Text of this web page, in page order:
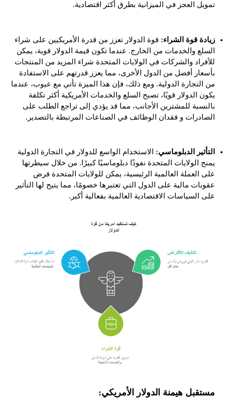
تمويل العجز في الميزانية بطرق أكثر اقتصادية.
زيادة قوة الشراء: قوة الدولار تعزز من قدرة الأمريكيين على شراء
السلع والخدمات من الخارج. عندما تكون قيمة الدولار قوية، يمكن
للأفراد والشركات في الولايات المتحدة شراء المزيد من المنتجات
بأسعار أفضل من الدول الأخرى، مما يعزز قدرتهم على الاستفادة
من التجارة الدولية. ومع ذلك، فإن هذا الميزة تأتي مع عيوب، عندما
يكون الدولار قويًا، تصبح السلع والخدمات الأمريكية أكثر تكلفة
بالنسبة للمشترين الأجانب، مما قد يؤدي إلى تراجع الطلب على
الصادرات و فقدان الوظائف في الصناعات المرتبطة بالتصدير.
التأثير الدبلوماسي: الاستخدام الواسع للدولار في التجارة الدولية
يمنح الولايات المتحدة نفوذًا دبلوماسيًا كبيرًا. من خلال سيطرتها
على العملة العالمية الرئيسية، يمكن للولايات المتحدة فرض
عقوبات مالية على الدول التي تعتبرها خصومًا، مما يتيح لها التأثير
على السياسات الاقتصادية العالمية بفعالية أكبر.
مستقبل هيمنة الدولار الأمريكي: